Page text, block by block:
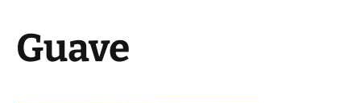
Guave